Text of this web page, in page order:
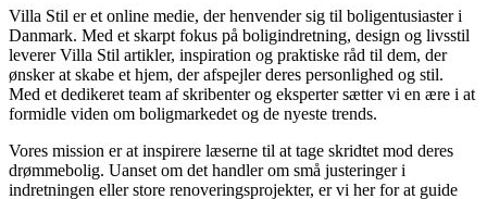
Villa Stil er et online medie, der henvender sig til boligentusiaster i
Danmark. Med et skarpt fokus på boligindretning, design og livsstil
leverer Villa Stil artikler, inspiration og praktiske råd til dem, der
ønsker at skabe et hjem, der afspejler deres personlighed og stil.
Med et dedikeret team af skribenter og eksperter sætter vi en ære i at
formidle viden om boligmarkedet og de nyeste trends.
Vores mission er at inspirere læserne til at tage skridtet mod deres
drømmebolig. Uanset om det handler om små justeringer i
indretningen eller store renoveringsprojekter, er vi her for at guide